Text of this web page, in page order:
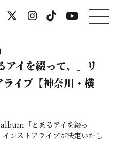
イを綴って、」リ
ライブ【神奈川・横
「とあるアイを綴っ
ンストアライブが決定いたし